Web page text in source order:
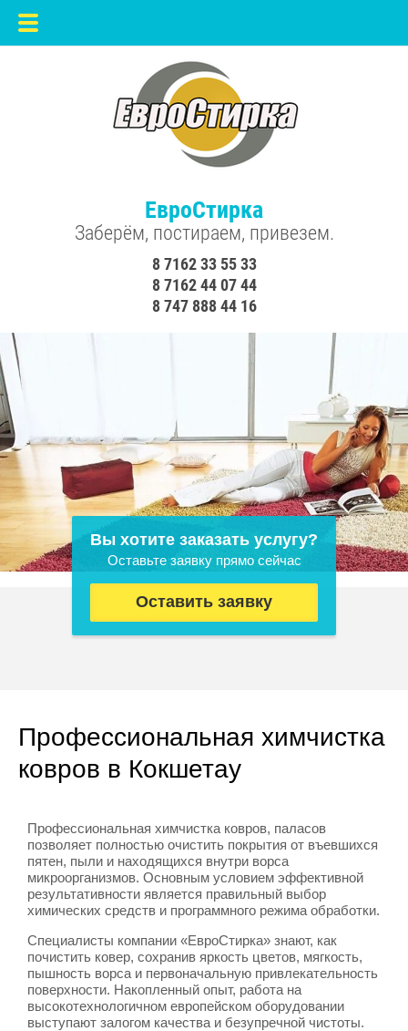
ЕвроСтирка
Заберём, постираем, привезем.
8 7162 33 55 33
8 7162 44 07 44
8 747 888 44 16
Вы хотите заказать услугу?
Оставьте заявку прямо сейчас
Оставить заявку
Профессиональная химчистка
ковров в Кокшетау
Профессиональная химчистка ковров, паласов
позволяет полностью очистить покрытия от въевшихся
пятен, пыли и находящихся внутри ворса
микроорганизмов. Основным условием эффективной
результативности является правильный выбор
химических средств и программного режима обработки.
Специалисты компании «ЕвроСтирка» знают, как
почистить ковер, сохранив яркость цветов, мягкость,
пышность ворса и первоначальную привлекательность
поверхности. Накопленный опыт, работа на
высокотехнологичном европейском оборудовании
выступают залогом качества и безупречной чистоты.